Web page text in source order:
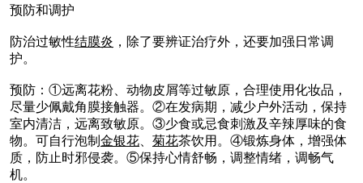
预防和调护
防治过敏性结膜炎 ，除了要辨证治疗外，还要加强日常调
护。
预防：①远离花粉、动物皮屑等过敏原，合理使用化妆品，
尽量少佩戴角膜接触器。②在发病期，减少户外活动，保持
室内清洁，远离致敏原。③少食或忌食刺激及辛辣厚味的食
物。可自行泡制 金银花 菊花茶饮用。④锻炼身体，增强体
质，防止时邪侵袭。⑤保持心情舒畅，调整情绪，调畅气
机。